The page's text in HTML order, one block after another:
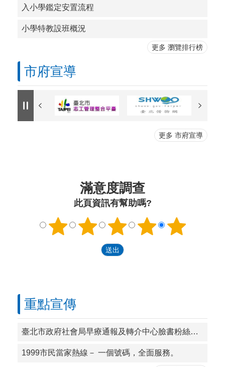
入小學鑑定安置流程
小學特教設班概況
更多 瀏覽排行榜
市府宣導
更多 市府宣導
滿意度調查
此頁資訊有幫助嗎?
重點宣傳
臺北市政府社會局早療通報及轉介中心臉書粉絲專頁
1999市民當家熱線－ 一個號碼，全面服務。